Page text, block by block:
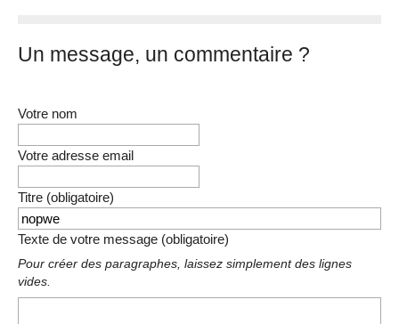
Un message, un commentaire ?
Votre nom
Votre adresse email
Titre (obligatoire)
Texte de votre message (obligatoire)
Pour créer des paragraphes, laissez simplement des lignes
vides.